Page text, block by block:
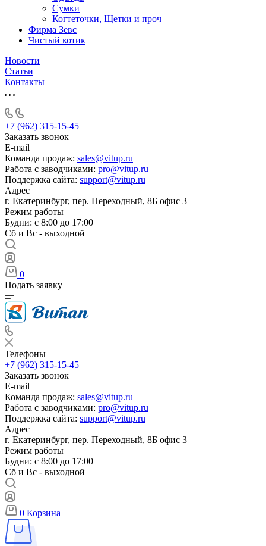
Сумки
Когтеточки, Щетки и проч
Фирма Зевс
Чистый котик
Новости
Статьи
Контакты
+7 (962) 315-15-45
Заказать звонок
E-mail
Команда продаж: sales@vitup.ru
Работа с заводчиками: pro@vitup.ru
Поддержка сайта: support@vitup.ru
Адрес
г. Екатеринбург, пер. Переходный, 8Б офис 3
Режим работы
Будни: с 8:00 до 17:00
Сб и Вс - выходной
0
Подать заявку
Телефоны
+7 (962) 315-15-45
Заказать звонок
E-mail
Команда продаж: sales@vitup.ru
Работа с заводчиками: pro@vitup.ru
Поддержка сайта: support@vitup.ru
Адрес
г. Екатеринбург, пер. Переходный, 8Б офис 3
Режим работы
Будни: с 8:00 до 17:00
Сб и Вс - выходной
0 Корзина